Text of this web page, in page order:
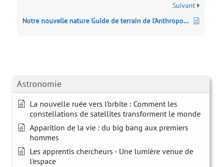
Astronomie
La nouvelle ruée vers l’orbite : Comment les
constellations de satellites transforment le monde
Apparition de la vie : du big bang aux premiers
hommes
Les apprentis chercheurs - Une lumière venue de
l'espace
Suivant
Notre nouvelle nature Guide de terrain de l’Anthropocène